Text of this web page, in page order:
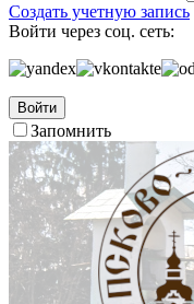
Создать учетную запись
Войти через соц. сеть:
Войти
Запомнить